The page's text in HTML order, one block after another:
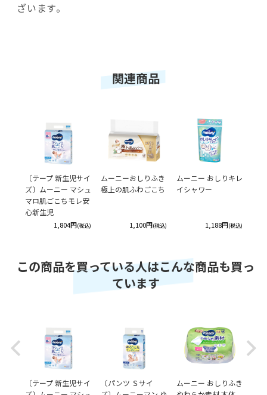
ざいます。
関連商品
〔テープ 新生児サイ
ズ〕ムーニー マシュ
マロ肌ごこちモレ安
心新生児
1,804円(税込)
ムーニーおしりふき
極上の肌ふわごこち
1,100円(税込)
ムーニー おしりキレ
イシャワー
1,188円(税込)
この商品を買っている人はこんな商品も買っ
ています
Previous
〔テープ 新生児サイ
〔パンツ Ｓサイ
ムーニー おしりふき
Next